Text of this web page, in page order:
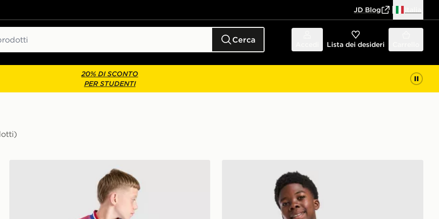
JD Blog
Cerca Lista dei desideri
20% DI SCONTO
PER STUDENTI